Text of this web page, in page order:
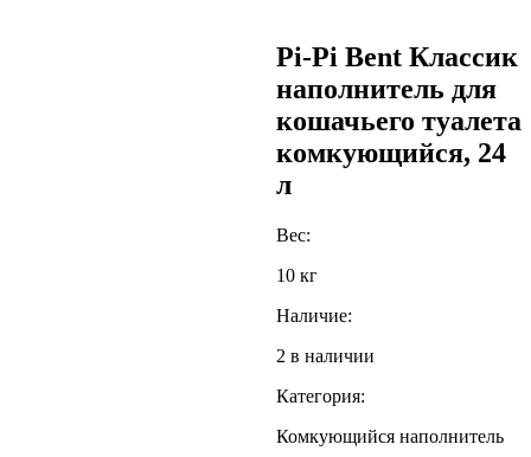
Pi-Pi Bent Классик
наполнитель для
кошачьего туалета
комкующийся, 24
л
Вес:
10 кг
Наличие:
2 в наличии
Категория:
Комкующийся наполнитель